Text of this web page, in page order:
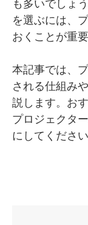
も多いでしょ
を選ぶには、
おくことが重要
本記事では、
される仕組み
説します。お
プロジェクタ
にしてください